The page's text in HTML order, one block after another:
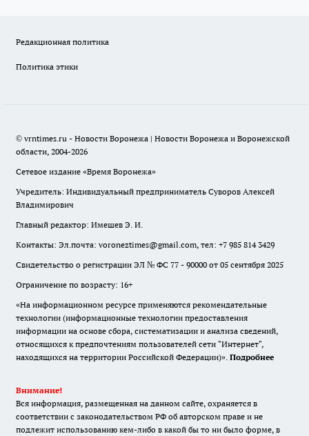
Редакционная политика
Политика этики
© vrntimes.ru - Новости Воронежа | Новости Воронежа и Воронежской
области, 2004-2026
Сетевое издание «Время Воронежа»
Учредитель: Индивидуальный предприниматель Суворов Алексей
Владимирович
Главный редактор: Имешев Э. И.
Контакты: Эл.почта: voroneztimes@gmail.com, тел: +7 985 814 3429
Свидетельство о регистрации ЭЛ № ФС 77 - 90000 от 05 сентября 2025
Ограничение по возрасту: 16+
«На информационном ресурсе применяются рекомендательные
технологии (информационные технологии предоставления
информации на основе сбора, систематизации и анализа сведений,
относящихся к предпочтениям пользователей сети "Интернет",
находящихся на территории Российской Федерации)». Подробнее
Внимание!
Вся информация, размещенная на данном сайте, охраняется в
соответствии с законодательством РФ об авторском праве и не
подлежит использованию кем-либо в какой бы то ни было форме, в